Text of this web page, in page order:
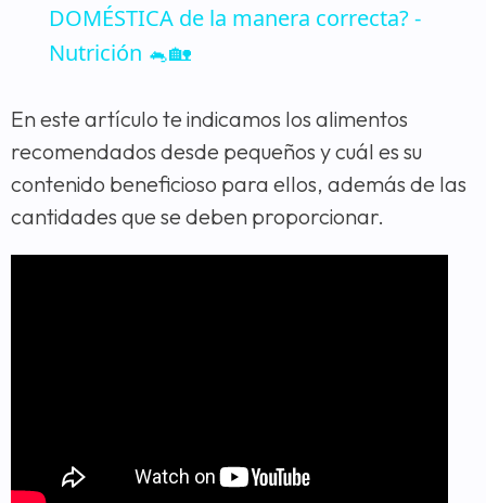
DOMÉSTICA de la manera correcta? -
Nutrición 🐁🏡
En este artículo te indicamos los alimentos
recomendados desde pequeños y cuál es su
contenido beneficioso para ellos, además de las
cantidades que se deben proporcionar.